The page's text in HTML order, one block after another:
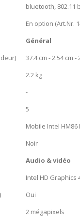
bluetooth, 802.11
En option (Art.Nr.
Général
37.4 cm - 2.54 cm -
2.2 kg
-
5
Mobile Intel HM86
Noir
Audio & vidéo
Intel HD Graphics
Oui
2 mégapixels